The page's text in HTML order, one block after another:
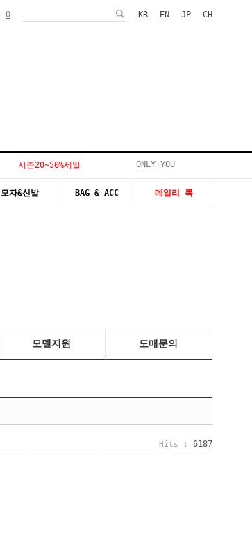
0 KR EN JP CH
시즌20~50%세일 ONLY YOU
모자&신발 BAG & ACC 데일리 룩
모델지원 도매문의
Hits : 6187